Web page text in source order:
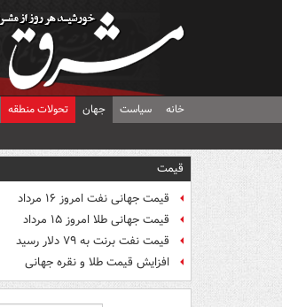
خانه سیاست جهان تحولات منطقه
قیمت
قیمت جهانی نفت امروز ۱۶ مرداد
قیمت جهانی طلا امروز ۱۵ مرداد
قیمت نفت برنت به ۷۹ دلار رسید
افزایش قیمت طلا و نقره جهانی